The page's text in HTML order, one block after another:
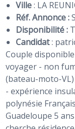
Ville: LA
Réf. Annonce :
Disponibilité :
Candidat:
Couple
voyager - non
(bateau-moto-VL)
- expérience
polynésie
Guadeloupe 5